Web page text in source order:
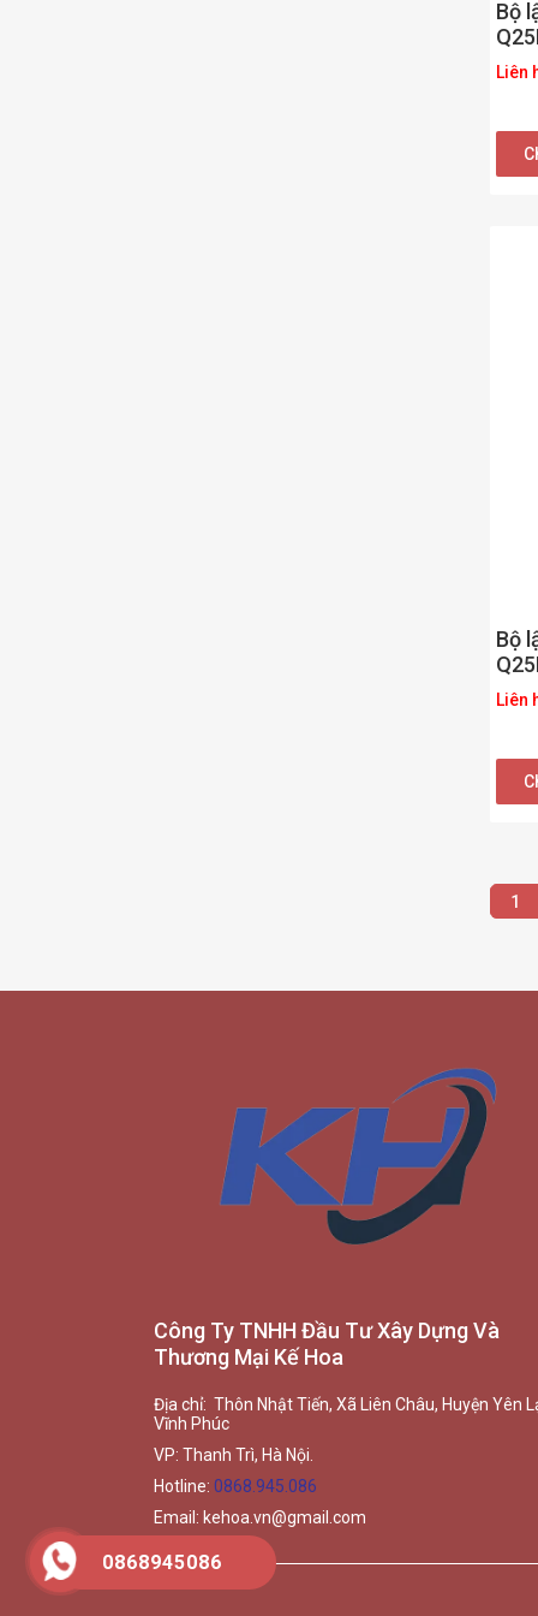
Bộ
Liên
Bộ
Liên
1
Công Ty TNHH Đầu Tư Xây Dựng Và
Thương Mại Kế Hoa
Địa chỉ: Thôn Nhật Tiến, Xã Liên Châu, Huyện Yên
Vĩnh Phúc
VP: Thanh Trì, Hà Nội.
Hotline: 0868.945.086
Email: kehoa.vn@gmail.com
0868945086